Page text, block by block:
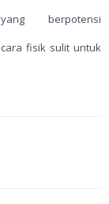
berpotensi
fisik sulit untuk